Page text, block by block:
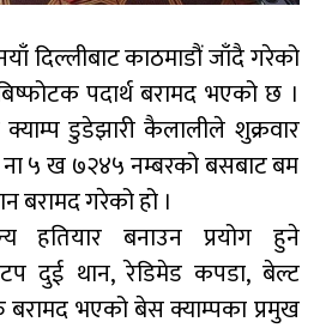
दिल्लीबाट काठमाडौं जाँदै गरेको
पदार्थ बरामद भएको छ ।
डुडेझारी कैलालीले शुक्रवार
ना ५ ख ७२४५ नम्बरको बसबाट बम
बरामद गरेको हो ।
बनाउन प्रयोग हुने
दुई थान, रेडिमेड कपडा, बेल्ट
बरामद भएको बेस क्याम्पका प्रमुख